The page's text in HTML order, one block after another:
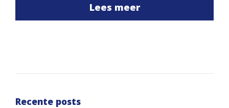
Lees meer
Recente posts